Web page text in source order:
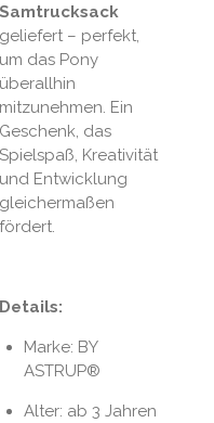
Samtrucksack
geliefert – perfekt,
um das Pony
überallhin
mitzunehmen. Ein
Geschenk, das
Spielspaß, Kreativität
und Entwicklung
gleichermaßen
fördert.
Details:
Marke: BY
ASTRUP®
Alter: ab 3 Jahren